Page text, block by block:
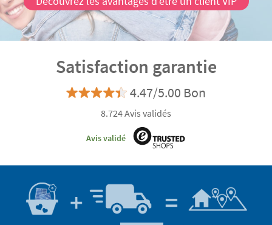
Découvrez les avantages d'être un client VIP
Satisfaction garantie
4.47/5.00 Bon
8.724 Avis validés